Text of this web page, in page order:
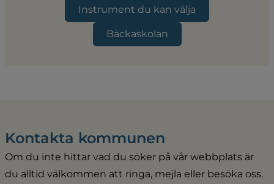
Instrument du kan välja
Bäckaskolan
Kontakta kommunen
Om du inte hittar vad du söker på vår webbplats är
du alltid välkommen att ringa, mejla eller besöka oss.